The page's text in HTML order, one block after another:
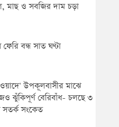
মাছ ও সবজির দাম চড়া
বন্ধ সাত ঘণ্টা
উপকূলবাসীর মাঝে
ঝুঁকিপূর্ণ বেরিবাঁধ- চলছে ৩
সতর্ক সংকেত